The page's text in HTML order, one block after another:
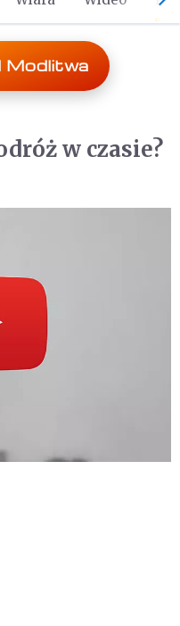
Modlitwa
w czasie?